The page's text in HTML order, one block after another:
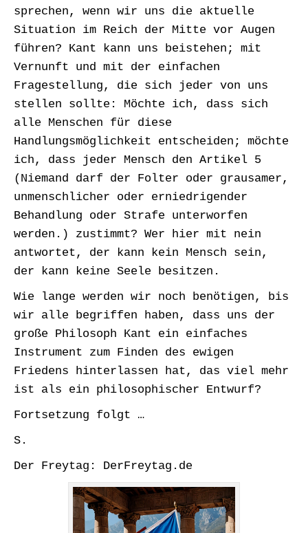
sprechen, wenn wir uns die aktuelle
Situation im Reich der Mitte vor Augen
führen? Kant kann uns beistehen; mit
Vernunft und mit der einfachen
Fragestellung, die sich jeder von uns
stellen sollte: Möchte ich, dass sich
alle Menschen für diese
Handlungsmöglichkeit entscheiden; möchte
ich, dass jeder Mensch den Artikel 5
(Niemand darf der Folter oder grausamer,
unmenschlicher oder erniedrigender
Behandlung oder Strafe unterworfen
werden.) zustimmt? Wer hier mit nein
antwortet, der kann kein Mensch sein,
der kann keine Seele besitzen.
Wie lange werden wir noch benötigen, bis
wir alle begriffen haben, dass uns der
große Philosoph Kant ein einfaches
Instrument zum Finden des ewigen
Friedens hinterlassen hat, das viel mehr
ist als ein philosophischer Entwurf?
Fortsetzung folgt …
S.
Der Freytag: DerFreytag.de